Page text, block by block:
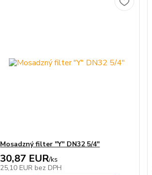
Mosadzný filter "Y" DN32 5/4"
30,87 EUR/ks
25,10 EUR bez DPH